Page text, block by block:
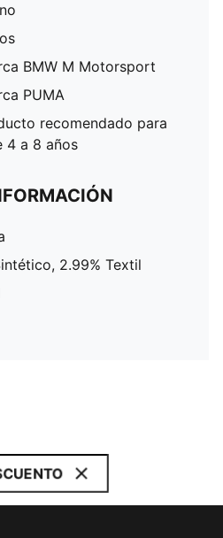
BMW M Motorsport
PUMA
recomendado para
4 a 8 años
2.99% Textil